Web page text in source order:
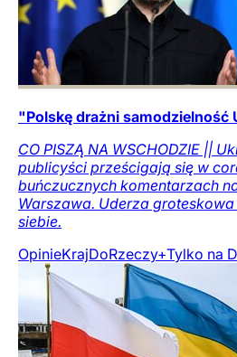
"Polskę drażni samodzielność
CO PISZĄ NA WSCHODZIE ||
publicyści prześcigają się w
buńczucznych komentarzach
Warszawa. Uderza
siebie.
OpinieKrajDoRzeczy+Tylko na